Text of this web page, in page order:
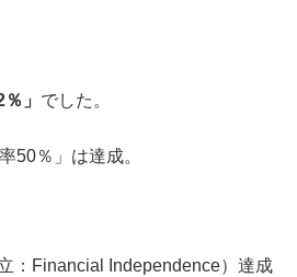
」 でした。
50％」は達成。
：Financial Independence）達成